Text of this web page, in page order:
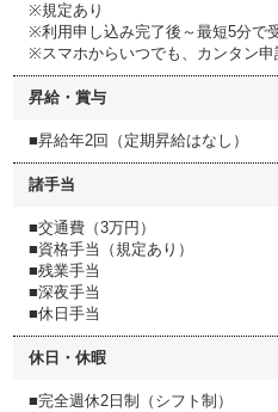
※規定あり
※利用申し込み完了後～最短5分で
※スマホからいつでも、カンタン申
昇給・賞与
■昇給年2回（定期昇給はなし）
諸手当
■交通費（3万円）
■資格手当（規定あり）
■残業手当
■深夜手当
■休日手当
休日・休暇
■完全週休2日制（シフト制）